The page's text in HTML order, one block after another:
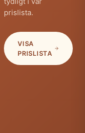
prislista.
VISA
PRISLISTA